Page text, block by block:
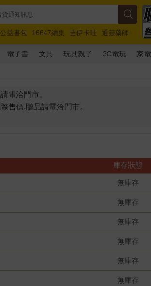
公益書包 16647續集 吉伊卡哇
通靈藥師
玩具總動員5 超慢跑
電子書 文具 玩具親子 3C電玩 家電
電洽門市。
售價.贈品請電洽門市。
庫存狀態
無庫存
無庫存
無庫存
無庫存
無庫存
無庫存